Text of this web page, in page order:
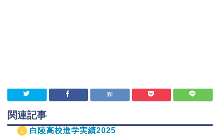
関連記事
白陵高校進学実績2025